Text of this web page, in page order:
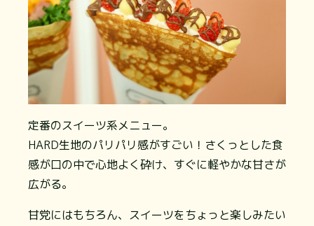
定番のスイーツ系メニュー。
HARD生地のパリパリ感がすごい！さくっとした食
感が口の中で心地よく砕け、すぐに軽やかな甘さが
広がる。
甘党にはもちろん、スイーツをちょっと楽しみたい